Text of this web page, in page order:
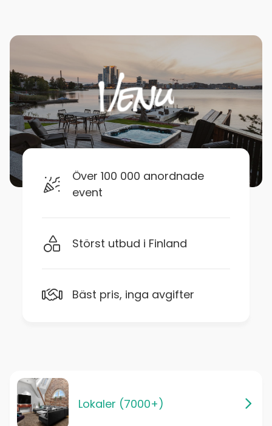
Över 100 000 anordnade
event
Störst utbud i Finland
Bäst pris, inga avgifter
Lokaler (7000+)